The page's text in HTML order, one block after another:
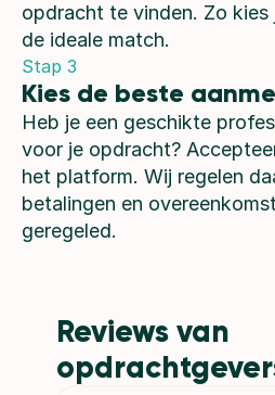
opdracht te vinden. Zo
de ideale match.
Stap 3
Kies de beste
Heb je een geschikte
voor je opdracht?
het platform. Wij regelen
betalingen en
geregeled.
Reviews van